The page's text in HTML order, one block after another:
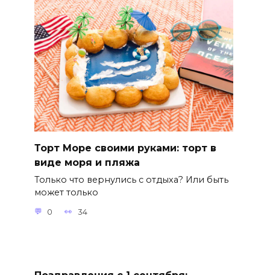
Торт Море своими руками: торт в
виде моря и пляжа
Только что вернулись с отдыха? Или быть
может только
0 34